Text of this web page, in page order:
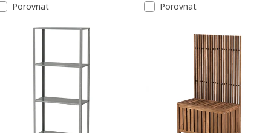
Porovnat Porovnat